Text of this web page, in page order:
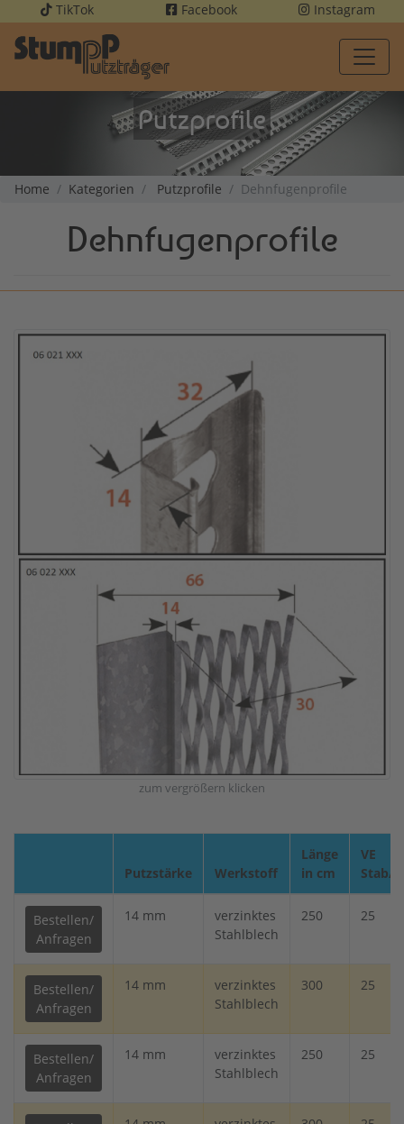
TikTok Facebook Instagram
Putzprofile
Home Kategorien Putzprofile Dehnfugenprofile
Dehnfugenprofile
zum vergrößern klicken
Putzstärke Werkstoff
Länge
in cm
VE
Stab/
Bestellen/
Anfragen
14 mm
verzinktes
Stahlblech
250 25
Bestellen/
Anfragen
14 mm
verzinktes
Stahlblech
300 25
Bestellen/
Anfragen
14 mm
verzinktes
Stahlblech
250 25